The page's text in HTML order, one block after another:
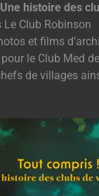
histoire des
Le Club Robinson
et films
le Club Med
de villages